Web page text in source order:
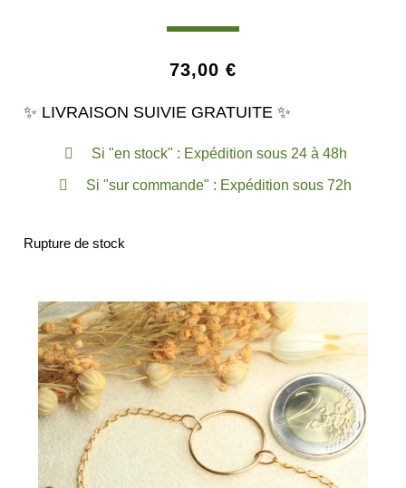
73,00 €
✨ LIVRAISON SUIVIE GRATUITE ✨
Si "en stock" : Expédition sous 24 à 48h
Si "sur commande" : Expédition sous 72h
Rupture de stock